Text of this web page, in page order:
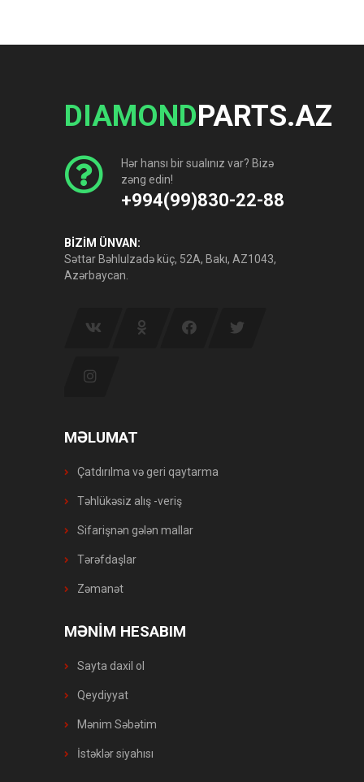
DIAMONDPARTS.AZ
Hər hansı bir sualınız var? Bizə
zəng edin!
+994(99)830-22-88
BİZİM ÜNVAN:
Səttar Bəhlulzadə küç, 52A, Bakı, AZ1043,
Azərbaycan.
MƏLUMAT
Çatdırılma və geri qaytarma
Təhlükəsiz alış -veriş
Sifarişnən gələn mallar
Tərəfdaşlar
Zəmanət
MƏNİM HESABIM
Sayta daxil ol
Qeydiyyat
Mənim Səbətim
İstəklər siyahısı